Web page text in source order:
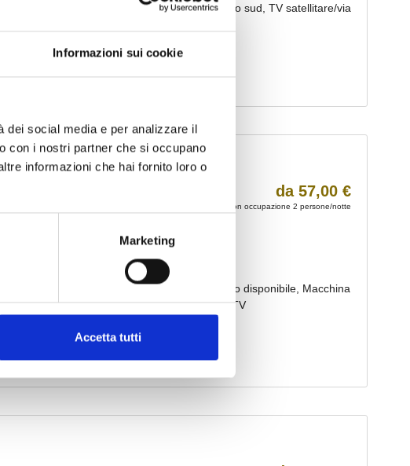
Informazioni sui cookie
dei social media e per analizzare il
con i nostri partner che si occupano
informazioni che hai fornito loro o
Marketing
Accetta tutti